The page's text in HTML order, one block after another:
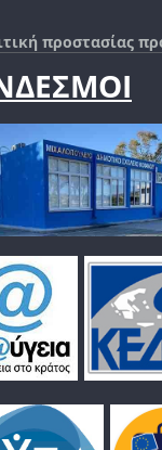
προστασίας